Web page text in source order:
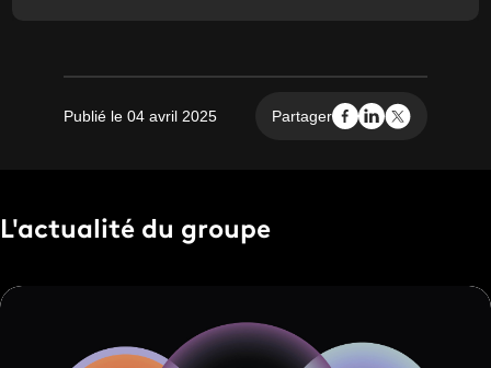
Publié le 04 avril 2025 Partager
L'actualité du groupe